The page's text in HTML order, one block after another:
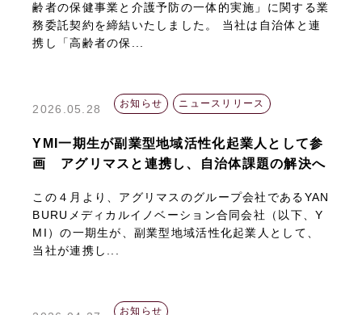
齢者の保健事業と介護予防の一体的実施」に関する業
務委託契約を締結いたしました。 当社は自治体と連
携し「高齢者の保...
2026.05.28 お知らせ ニュースリリース
YMI一期生が副業型地域活性化起業人として参
画 アグリマスと連携し、自治体課題の解決へ
この４月より、アグリマスのグループ会社であるYAN
BURUメディカルイノベーション合同会社（以下、Y
MI）の一期生が、副業型地域活性化起業人として、
当社が連携し...
お知らせ